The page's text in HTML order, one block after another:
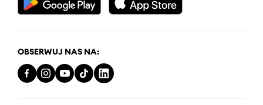
OBSERWUJ NAS NA: